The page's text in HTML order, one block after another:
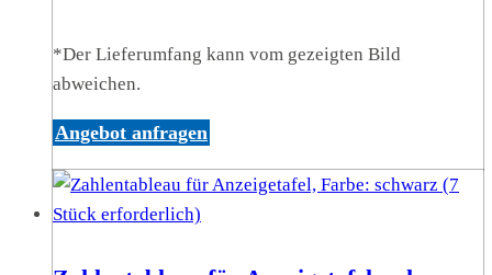
*Der Lieferumfang kann vom gezeigten Bild
abweichen.
Angebot anfragen